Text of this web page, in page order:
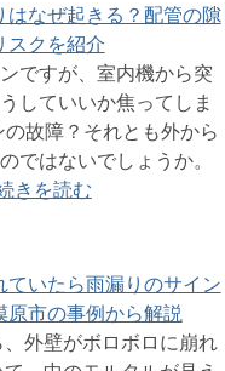
はなぜ起きる？配管の隙
スクを紹介
ですが、室内機から突
していいか焦ってしま
故障？それとも外から
ではないでしょうか。
きを読む
ていたら雨漏りのサイン
市の事例から解説
外壁がボロボロに崩れ